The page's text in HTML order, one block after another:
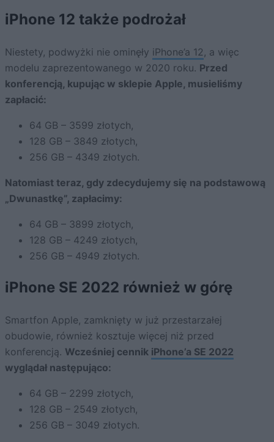
iPhone 12 także podrożał
Niestety, podwyżki nie ominęły iPhone’a 12 , a więc
modelu zaprezentowanego w 2020 roku. Przed
konferencją, kupując w sklepie Apple, musieliśmy
zapłacić:
64 GB – 3599 złotych,
128 GB – 3849 złotych,
256 GB – 4349 złotych.
Natomiast teraz, gdy zdecydujemy się na podstawową
„Dwunastkę”, zapłacimy:
64 GB – 3899 złotych,
128 GB – 4249 złotych,
256 GB – 4949 złotych.
iPhone SE 2022 również w górę
Smartfon Apple, zamknięty w już przestarzałej
obudowie, również kosztuje więcej niż przed
konferencją. Wcześniej cennik iPhone’a SE 2022
wyglądał następująco:
64 GB – 2299 złotych,
128 GB – 2549 złotych,
256 GB – 3049 złotych.